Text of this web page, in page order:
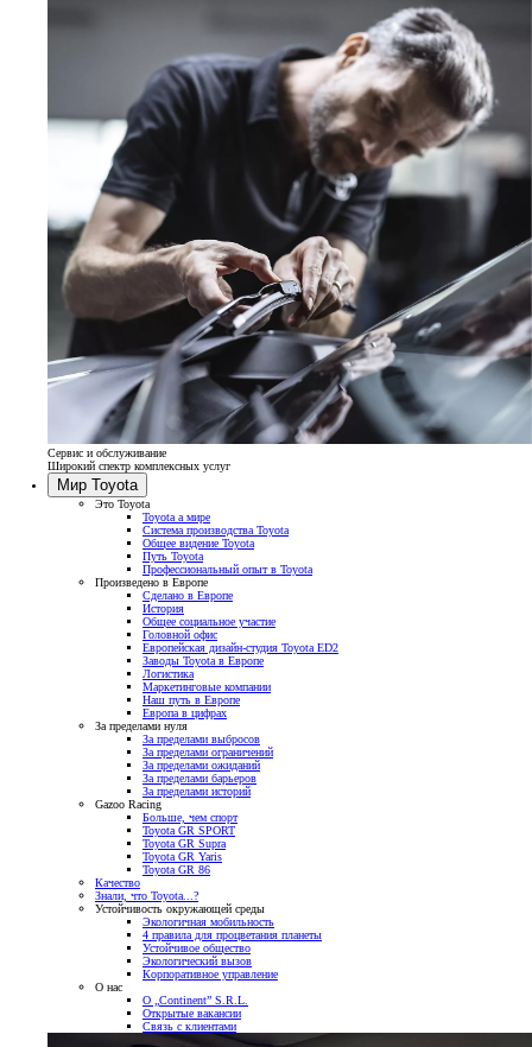
Сервис и обслуживание
Широкий спектр комплексных услуг
Мир Toyota
Это Toyota
Toyota а мире
Система производства Toyota
Общее видение Toyota
Путь Toyota
Профессиональный опыт в Toyota
Произведено в Европе
Сделано в Европе
История
Общее социальное участие
Головной офис
Европейская дизайн-студия Toyota ED2
Заводы Toyota в Европе
Логистика
Маркетинговые компании
Наш путь в Европе
Европа в цифрах
За пределами нуля
За пределами выбросов
За пределами ограничений
За пределами ожиданий
За пределами барьеров
За пределами историй
Gazoo Racing
Больше, чем спорт
Toyota GR SPORT
Toyota GR Supra
Toyota GR Yaris
Toyota GR 86
Качество
Знали, что Toyota...?
Устойчивость окружающей среды
Экологичная мобильность
4 правила для процветания планеты
Устойчивое общество
Экологический вызов
Корпоративное управление
О нас
О „Continent” S.R.L.
Открытые вакансии
Связь с клиентами